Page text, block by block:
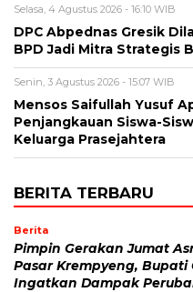
Selasa, 4 Agustus 2026 - 16:10 WIB
DPC Abpednas Gresik
BPD Jadi Mitra Strategis
Senin, 3 Agustus 2026 - 15:07 WIB
Mensos Saifullah Yusuf
Penjangkauan Siswa-
Keluarga Prasejahtera
BERITA TERBARU
Berita
Pimpin Gerakan Jumat
Pasar Krempyeng, Bupati
Ingatkan Dampak